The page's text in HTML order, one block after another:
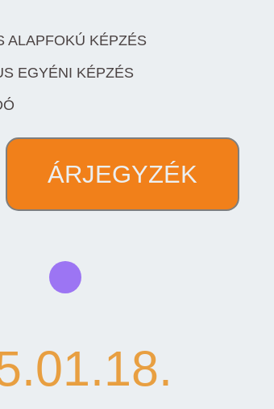
ALAPFOKÚ KÉPZÉS
EGYÉNI KÉPZÉS
ÁRJEGYZÉK